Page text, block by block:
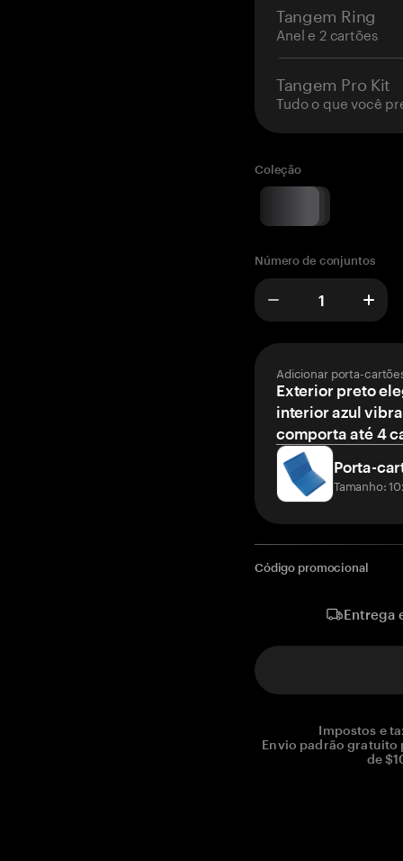
Tangem Ring
Anel e 2 cartões
Tangem Pro Kit
Tudo o que você
Coleção
Número de conjuntos
Adicionar porta-
Exterior preto
interior azul
comporta até 4
Porta-
Tamanho:
Código promocional
Entrega
Impostos e
Envio padrão gratuito
de